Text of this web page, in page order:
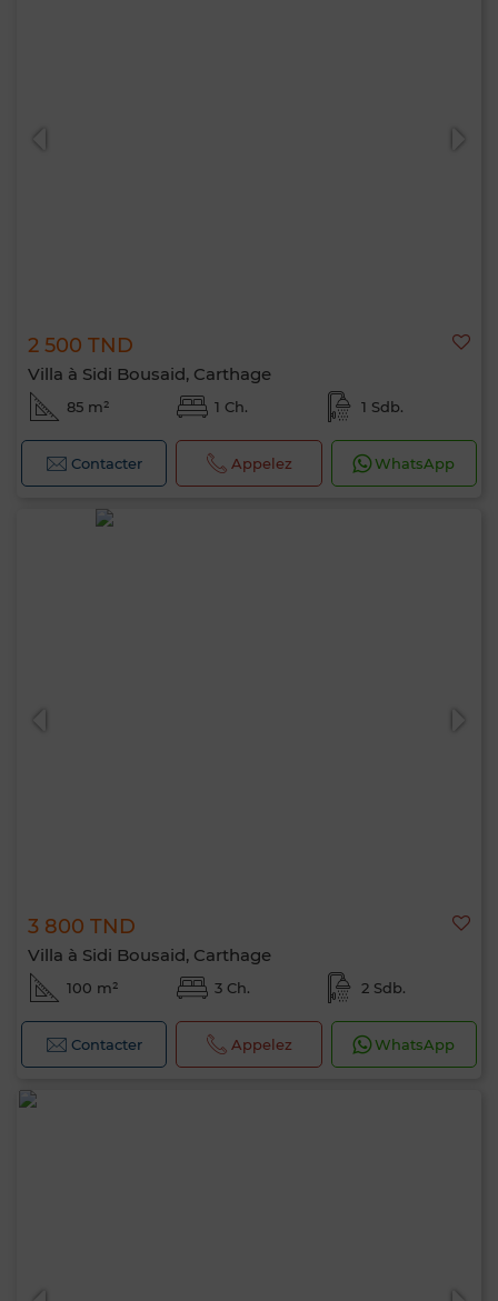
2 500 TND
Villa à Sidi Bousaid, Carthage
85 m² 1 Ch. 1 Sdb.
Contacter Appelez WhatsApp
3 800 TND
Villa à Sidi Bousaid, Carthage
100 m² 3 Ch. 2 Sdb.
Contacter Appelez WhatsApp